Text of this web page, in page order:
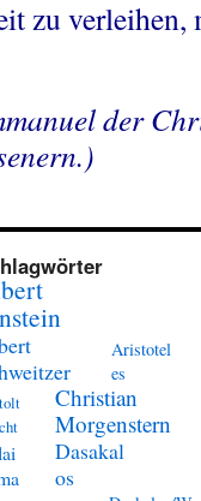
zu
der
Aristotel
es
Christian
Morgenstern
Dasakal
os